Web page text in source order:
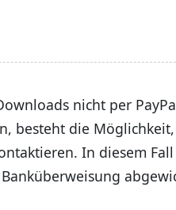
nicht per
besteht die
In diesem